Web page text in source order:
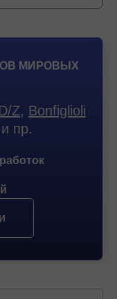
МИРОВЫХ
Z, Bonfiglioli
и пр.